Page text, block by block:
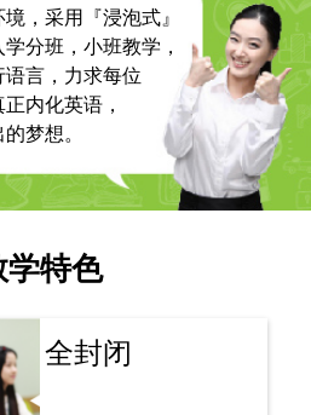
，采用『浸泡式』
分班，小班教学，
言，力求每位
内化英语，
梦想。
特色
全封闭